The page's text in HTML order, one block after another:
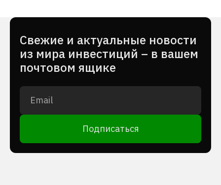
Cвежие и актуальные новости
из мира инвестиций – в вашем
почтовом ящике
Подписаться